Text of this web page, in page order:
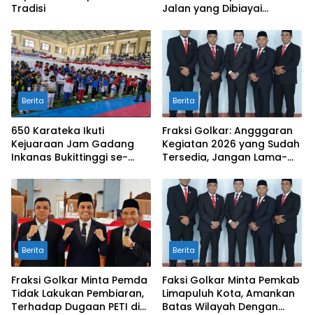
Tradisi
Jalan yang Dibiayai
Berita
650 Karateka Ikuti
Kejuaraan Jam Gadang
Inkanas Bukittinggi se-
Berita
Fraksi Golkar: Angggaran
Kegiatan 2026 yang Sudah
Tersedia, Jangan Lama-
Daerah
Berita
Fraksi Golkar Minta Pemda
Tidak Lakukan Pembiaran,
Terhadap Dugaan PETI di
Berita
Faksi Golkar Minta Pemkab
Limapuluh Kota, Amankan
Batas Wilayah Dengan